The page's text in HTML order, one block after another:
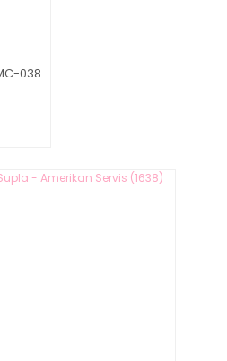
038